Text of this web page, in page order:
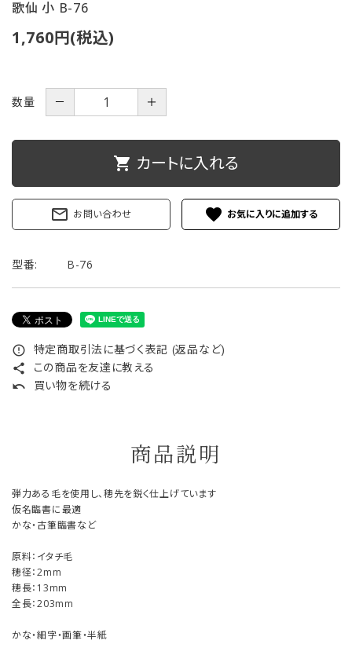
歌仙 小 B-76
1,760円(税込)
数量 － ＋
shopping_cart カートに入れる
mail_outline お問い合わせ favorite
型番: B-76
error_outline 特定商取引法に基づく表記 (返品など)
share この商品を友達に教える
undo 買い物を続ける
商品説明
弾力ある毛を使用し、穂先を鋭く仕上げています
仮名臨書に最適
かな・古筆臨書など
原料：イタチ毛
穂径：2mm
穂長：13mm
全長：203mm
かな・細字・画筆・半紙